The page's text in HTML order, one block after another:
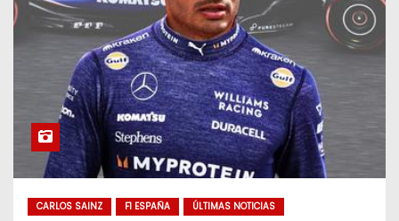
CARLOS SAINZ F1 ESPAÑA ÚLTIMAS NOTICIAS